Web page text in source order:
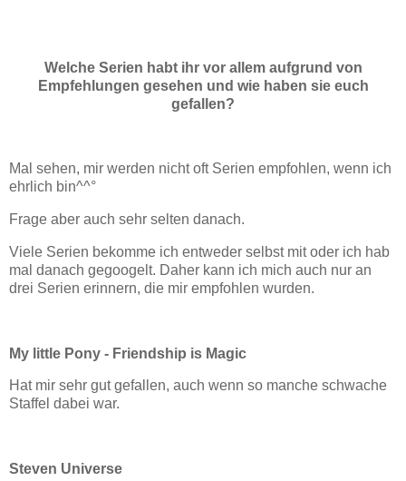
Welche Serien habt ihr vor allem aufgrund von
Empfehlungen gesehen und wie haben sie euch
gefallen?
Mal sehen, mir werden nicht oft Serien empfohlen, wenn ich
ehrlich bin^^°
Frage aber auch sehr selten danach.
Viele Serien bekomme ich entweder selbst mit oder ich hab
mal danach gegoogelt. Daher kann ich mich auch nur an
drei Serien erinnern, die mir empfohlen wurden.
My little Pony - Friendship is Magic
Hat mir sehr gut gefallen, auch wenn so manche schwache
Staffel dabei war.
Steven Universe